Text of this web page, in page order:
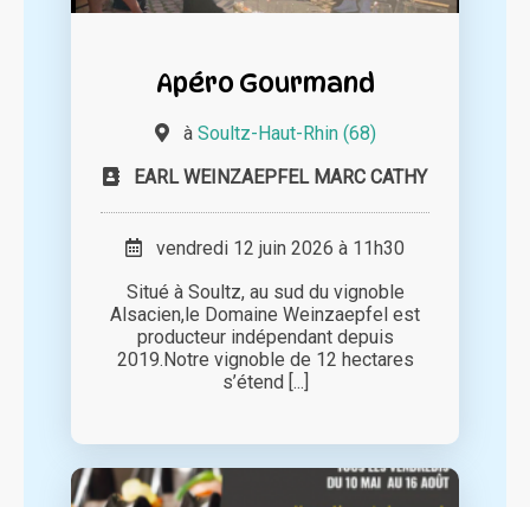
Apéro Gourmand
à Soultz-Haut-Rhin (68)
EARL WEINZAEPFEL MARC CATHY
vendredi 12 juin 2026 à 11h30
Situé à Soultz, au sud du vignoble
Alsacien,le Domaine Weinzaepfel est
producteur indépendant depuis
2019.Notre vignoble de 12 hectares
s’étend [...]